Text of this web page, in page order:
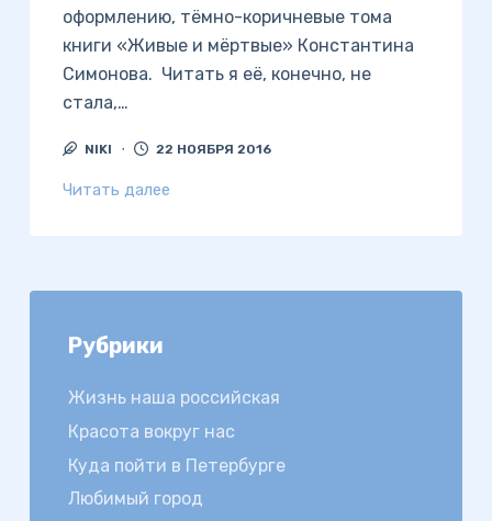
оформлению, тёмно-коричневые тома
книги «Живые и мёртвые» Константина
Симонова. Читать я её, конечно, не
стала,…
NIKI 22 НОЯБРЯ 2016
Читать далее
Рубрики
Жизнь наша российская
Красота вокруг нас
Куда пойти в Петербурге
Любимый город